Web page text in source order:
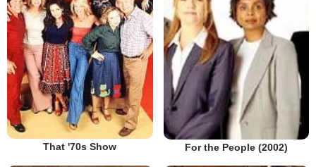
That '70s Show For the People (2002)